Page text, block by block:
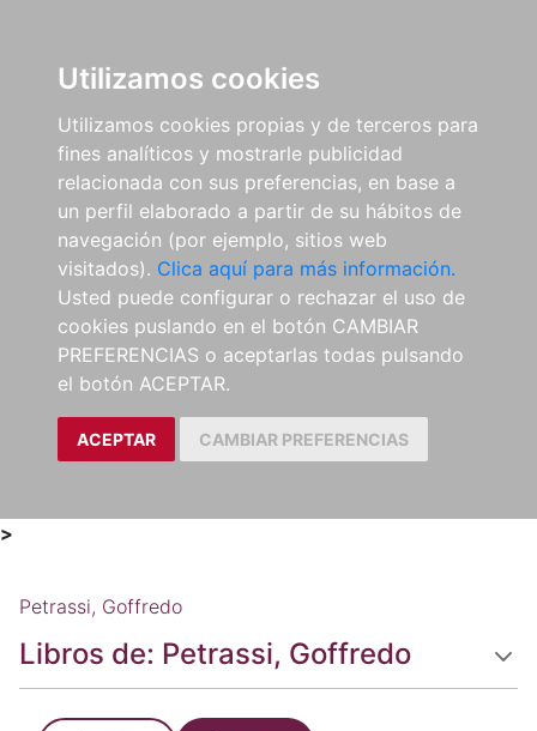
Utilizamos cookies
Utilizamos cookies propias y de terceros para
fines analíticos y mostrarle publicidad
relacionada con sus preferencias, en base a
un perfil elaborado a partir de su hábitos de
navegación (por ejemplo, sitios web
visitados). Clica aquí para más información.
Usted puede configurar o rechazar el uso de
cookies puslando en el botón CAMBIAR
PREFERENCIAS o aceptarlas todas pulsando
el botón ACEPTAR.
ACEPTAR CAMBIAR PREFERENCIAS
>
Petrassi, Goffredo
Libros de: Petrassi, Goffredo